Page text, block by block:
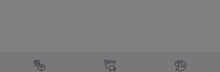
¹La livraison gratuite n’est pas d’application pour les colis
Élément du pied de page avec les différents arguments de